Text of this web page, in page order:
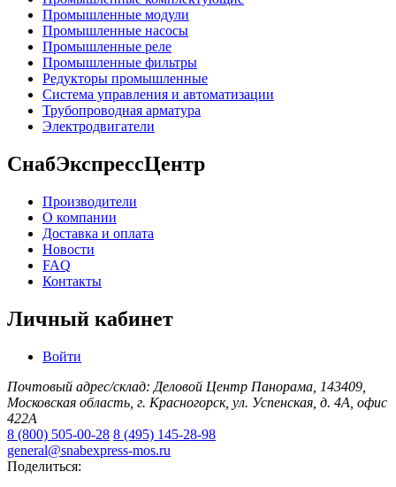
Промышленные модули
Промышленные насосы
Промышленные реле
Промышленные фильтры
Редукторы промышленные
Система управления и автоматизации
Трубопроводная арматура
Электродвигатели
СнабЭкспрессЦентр
Производители
О компании
Доставка и оплата
Новости
FAQ
Контакты
Личный кабинет
Войти
Почтовый адрес/склад: Деловой Центр Панорама, 143409,
Московская область, г. Красногорск, ул. Успенская, д. 4А, офис
422А
8 (800) 505-00-28 8 (495) 145-28-98
general@snabexpress-mos.ru
Поделиться: